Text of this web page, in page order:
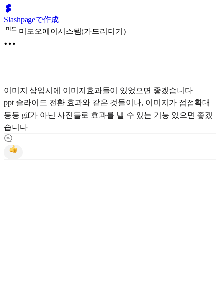
Slashpageで作成
미 도 미도오에이시스템(카드리더기)
이미지 삽입시에 이미지효과들이 있었으면 좋겠습니다
ppt 슬라이드 전환 효과와 같은 것들이나, 이미지가 점점확대
등등 gif가 아닌 사진들로 효과를 낼 수 있는 기능 있으면 좋겠
습니다